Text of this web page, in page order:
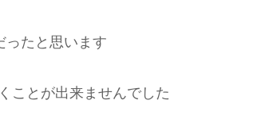
ったと思います
ことが出来ませんでした